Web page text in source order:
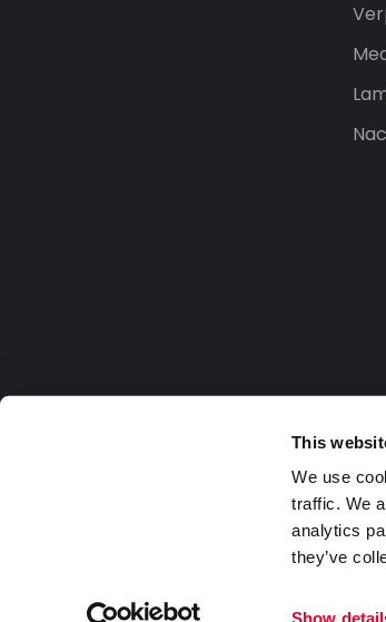
This
We use
traffic. We
analytics
they’ve
Show
2026 DaklaPack